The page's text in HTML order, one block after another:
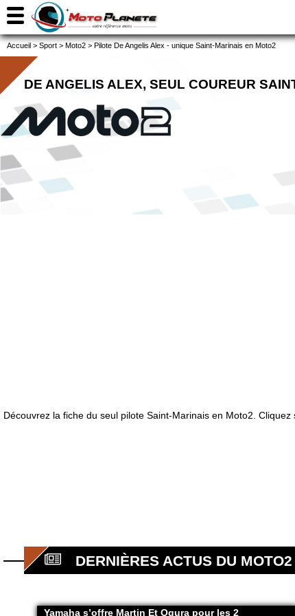
Accueil > Sport > Moto2 > Pilote De Angelis Alex - unique Saint-Marinais en Moto2
DE ANGELIS ALEX, SEUL COUREUR
Découvrez la fiche du seul pilote Saint-Marinais en Moto2.
DERNIÈRES ACTUS DU MOTO2
Yamaha s’offre Martin Et Ogura pour les 2